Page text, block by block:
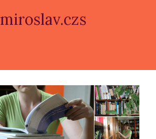
miroslav.czs